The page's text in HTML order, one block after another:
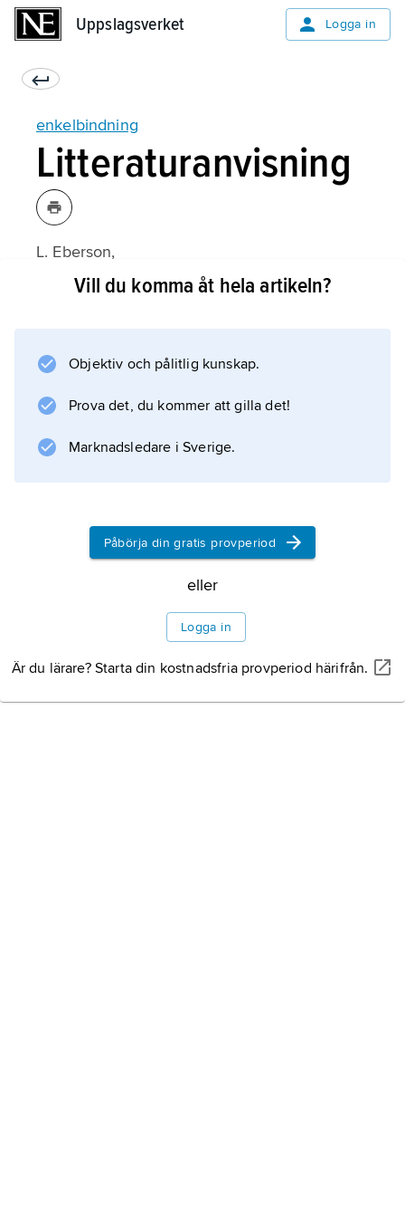
Uppslagsverket Logga in
enkelbindning
Litteraturanvisning
L. Eberson,
Organisk kemi
Vill du komma åt hela artikeln?
Objektiv och pålitlig kunskap.
Prova det, du kommer att gilla det!
Marknadsledare i Sverige.
Påbörja din gratis provperiod
eller
Logga in
Är du lärare? Starta din kostnadsfria provperiod härifrån.